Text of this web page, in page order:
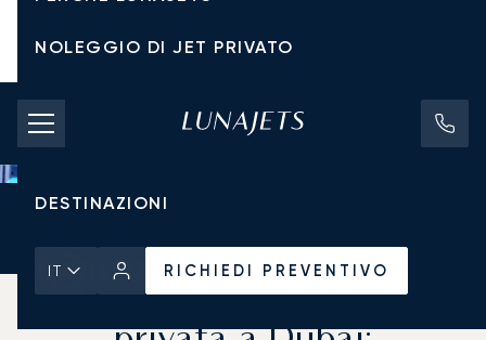
NOLEGGIO DI JET PRIVATO
TARIFFE DI NOLEGGIO
JET PRIVATI
DESTINAZIONI
IT RICHIEDI PREVENTIVO
Criptovalute e aviazione